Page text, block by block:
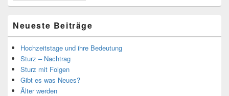
Neueste Beiträge
Hochzeitstage und ihre Bedeutung
Sturz – Nachtrag
Sturz mit Folgen
Gibt es was Neues?
Älter werden